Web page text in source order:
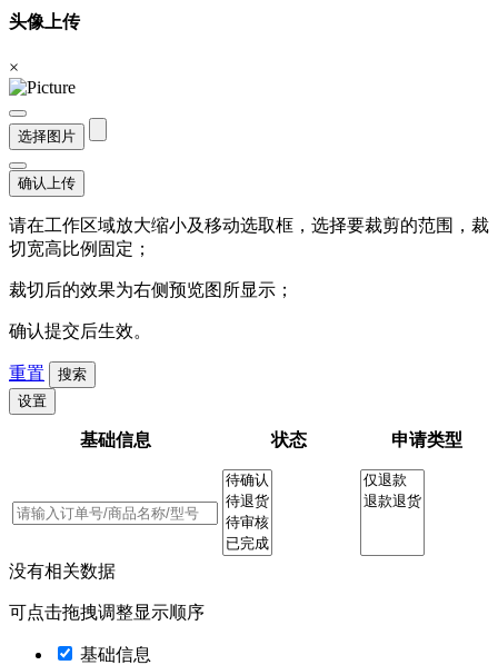
头像上传
×
选择图片
确认上传
请在工作区域放大缩小及移动选取框，选择要裁剪的范围，裁
切宽高比例固定；
裁切后的效果为右侧预览图所显示；
确认提交后生效。
重置
搜索
设置
基础信息 状态 申请类型
没有相关数据
可点击拖拽调整显示顺序
基础信息